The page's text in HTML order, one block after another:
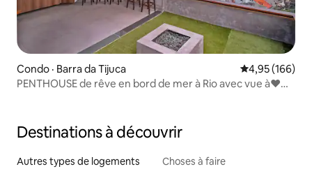
Condo · Barra da Tijuca Note
4,95 (166)
PENTHOUSE de rêve en bord de mer à Rio avec vue à❤️
Destinations à découvrir
Autres types de logements Choses à faire